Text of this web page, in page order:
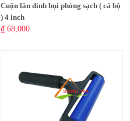
Cuộn lăn dính bụi phòng sạch ( cả bộ
) 4 inch
₫ 68,000